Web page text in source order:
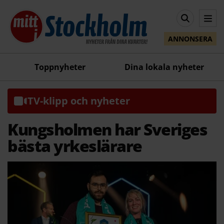
ANNONSERA
Toppnyheter Dina lokala nyheter
TV-klipp och nyheter
Kungsholmen har Sveriges
bästa yrkeslärare